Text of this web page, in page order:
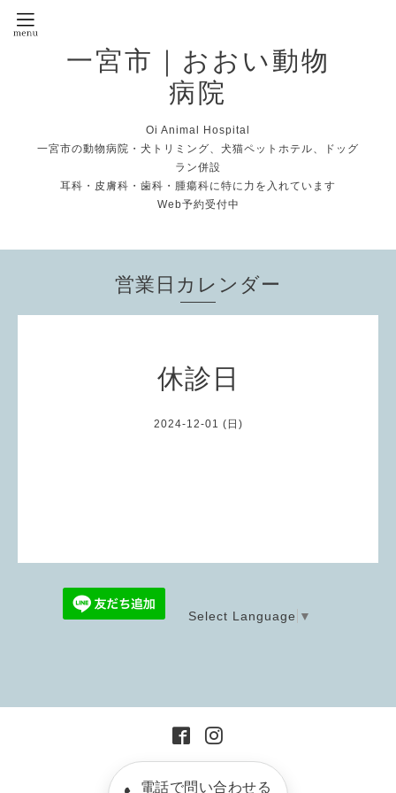
一宮市｜おおい動物
病院
Oi Animal Hospital
一宮市の動物病院・犬トリミング、犬猫ペットホテル、ドッグ
ラン併設
耳科・皮膚科・歯科・腫瘍科に特に力を入れています
Web予約受付中
営業日カレンダー
休診日
2024-12-01 (日)
Select Language ▼
電話で問い合わせる